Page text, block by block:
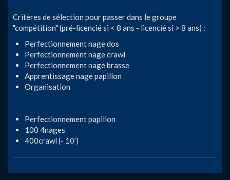
Critères de sélection pour passer dans le groupe
"compétition" (pré-licencié si < 8 ans - licencié si > 8 ans) :
Perfectionnement nage dos
Perfectionnement nage crawl
Perfectionnement nage brasse
Apprentissage nage papillon
Organisation
Perfectionnement papillon
100 4nages
400crawl (- 10’)